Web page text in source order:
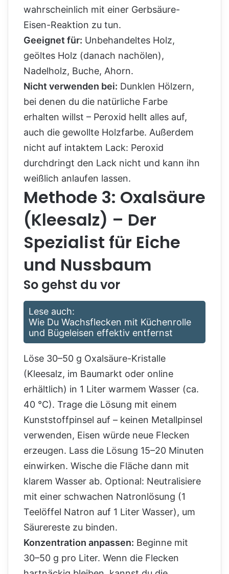
wahrscheinlich mit einer Gerbsäure-
Eisen-Reaktion zu tun.
Geeignet für: Unbehandeltes Holz,
geöltes Holz (danach nachölen),
Nadelholz, Buche, Ahorn.
Nicht verwenden bei: Dunklen Hölzern,
bei denen du die natürliche Farbe
erhalten willst – Peroxid hellt alles auf,
auch die gewollte Holzfarbe. Außerdem
nicht auf intaktem Lack: Peroxid
durchdringt den Lack nicht und kann ihn
weißlich anlaufen lassen.
Methode 3: Oxalsäure
(Kleesalz) – Der
Spezialist für Eiche
und Nussbaum
So gehst du vor
Lese auch:
Wie Du Wachsflecken mit Küchenrolle
und Bügeleisen effektiv entfernst
Löse 30–50 g Oxalsäure-Kristalle
(Kleesalz, im Baumarkt oder online
erhältlich) in 1 Liter warmem Wasser (ca.
40 °C). Trage die Lösung mit einem
Kunststoffpinsel auf – keinen Metallpinsel
verwenden, Eisen würde neue Flecken
erzeugen. Lass die Lösung 15–20 Minuten
einwirken. Wische die Fläche dann mit
klarem Wasser ab. Optional: Neutralisiere
mit einer schwachen Natronlösung (1
Teelöffel Natron auf 1 Liter Wasser), um
Säurereste zu binden.
Konzentration anpassen: Beginne mit
30–50 g pro Liter. Wenn die Flecken